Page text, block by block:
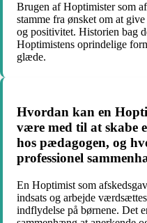
Brugen af Hoptimister som
stamme fra ønsket om at
og positivitet. Historien bag
Hoptimistens oprindelige
glæde.
Hvordan kan en
være med til at skabe
hos pædagogen, og
professionel
En Hoptimist som
indsats og arbejde
indflydelse på børnene. Det